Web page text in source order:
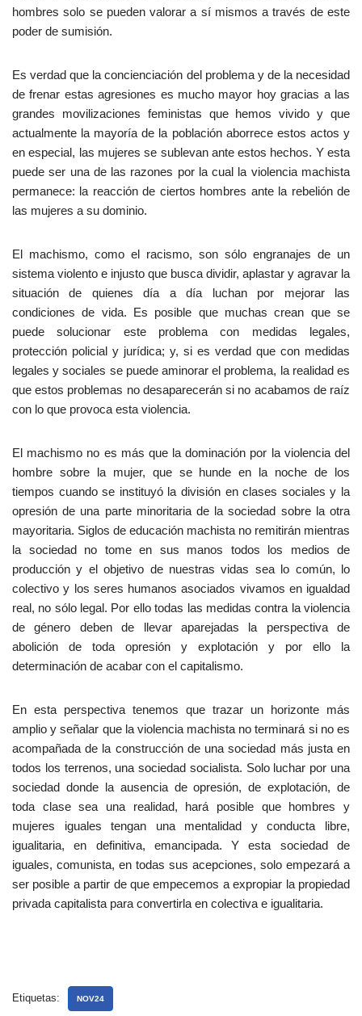
hombres solo se pueden valorar a sí mismos a través de este
poder de sumisión.
Es verdad que la concienciación del problema y de la necesidad
de frenar estas agresiones es mucho mayor hoy gracias a las
grandes movilizaciones feministas que hemos vivido y que
actualmente la mayoría de la población aborrece estos actos y
en especial, las mujeres se sublevan ante estos hechos. Y esta
puede ser una de las razones por la cual la violencia machista
permanece: la reacción de ciertos hombres ante la rebelión de
las mujeres a su dominio.
El machismo, como el racismo, son sólo engranajes de un
sistema violento e injusto que busca dividir, aplastar y agravar la
situación de quienes día a día luchan por mejorar las
condiciones de vida. Es posible que muchas crean que se
puede solucionar este problema con medidas legales,
protección policial y jurídica; y, si es verdad que con medidas
legales y sociales se puede aminorar el problema, la realidad es
que estos problemas no desaparecerán si no acabamos de raíz
con lo que provoca esta violencia.
El machismo no es más que la dominación por la violencia del
hombre sobre la mujer, que se hunde en la noche de los
tiempos cuando se instituyó la división en clases sociales y la
opresión de una parte minoritaria de la sociedad sobre la otra
mayoritaria. Siglos de educación machista no remitirán mientras
la sociedad no tome en sus manos todos los medios de
producción y el objetivo de nuestras vidas sea lo común, lo
colectivo y los seres humanos asociados vivamos en igualdad
real, no sólo legal. Por ello todas las medidas contra la violencia
de género deben de llevar aparejadas la perspectiva de
abolición de toda opresión y explotación y por ello la
determinación de acabar con el capitalismo.
En esta perspectiva tenemos que trazar un horizonte más
amplio y señalar que la violencia machista no terminará si no es
acompañada de la construcción de una sociedad más justa en
todos los terrenos, una sociedad socialista. Solo luchar por una
sociedad donde la ausencia de opresión, de explotación, de
toda clase sea una realidad, hará posible que hombres y
mujeres iguales tengan una mentalidad y conducta libre,
igualitaria, en definitiva, emancipada. Y esta sociedad de
iguales, comunista, en todas sus acepciones, solo empezará a
ser posible a partir de que empecemos a expropiar la propiedad
privada capitalista para convertirla en colectiva e igualitaria.
Etiquetas: NOV24